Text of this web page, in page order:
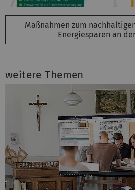
Maßnahmen zum
Energiesparen an
weitere Themen